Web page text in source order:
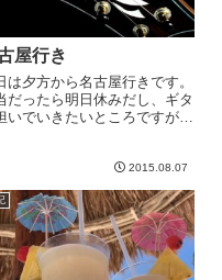
屋行き
は夕方から名古屋行きです。
だったら明日休みだし、ギタ
いでいきたいところですが、
をキャノッサさんに抱っこし
らいたいところでした
。。 -----
2015.08.07